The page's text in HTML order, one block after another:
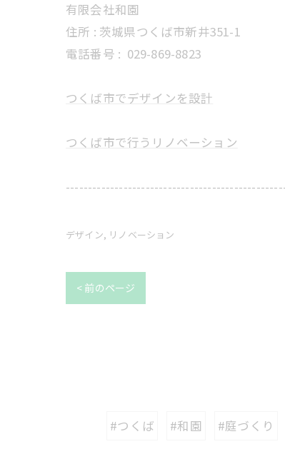
有限会社和園
住所 : 茨城県つくば市新井351-1
電話番号 : 029-869-8823
つくば市でデザインを設計
つくば市で行うリノベーション
デザイン リノベーション
< 前のページ
#つくば #和園 #庭づくり